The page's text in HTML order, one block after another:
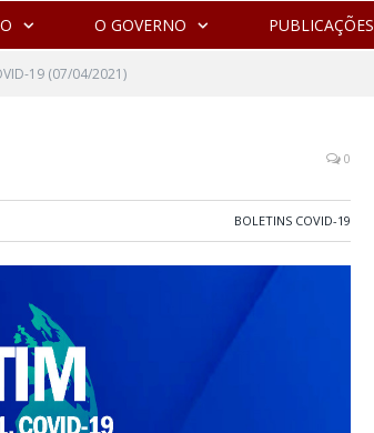
O GOVERNO PUBLICAÇÕES
19 (07/04/2021)
0
BOLETINS COVID-19